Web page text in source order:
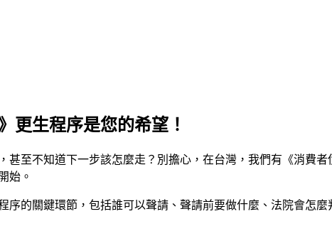
更生程序是您的希望！
甚至不知道下一步該怎麼走？別擔心，在台灣，我們有《消費
始。
序的關鍵環節，包括誰可以聲請、聲請前要做什麼、法院會怎